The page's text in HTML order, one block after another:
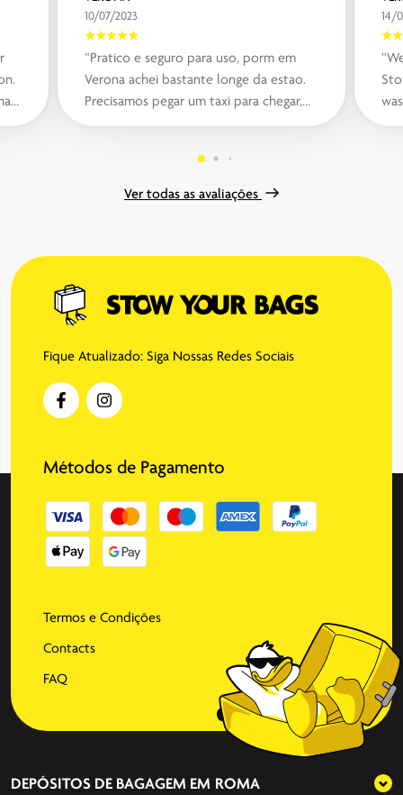
10/07/2023
“Pratico e seguro para uso, porm em
Verona achei bastante longe da estao.
Precisamos pegar um taxi para chegar,
mas vale o custo benefcio.“
14/
Ver todas as avaliações
Fique Atualizado: Siga Nossas Redes Sociais
Métodos de Pagamento
Termos e Condições
Contacts
FAQ
DEPÓSITOS DE BAGAGEM EM ROMA